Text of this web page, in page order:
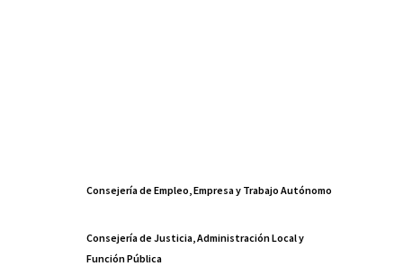
Consejería de Empleo, Empresa y Trabajo Autónomo
Consejería de Justicia, Administración Local y
Función Pública